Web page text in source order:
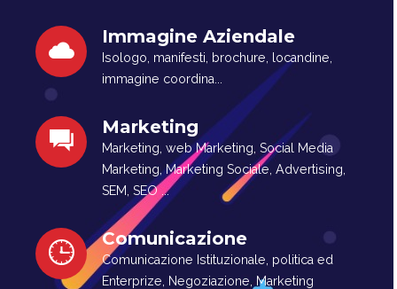
Immagine Aziendale
Isologo, manifesti, brochure, locandine,
immagine coordina...
Marketing
Marketing, web Marketing, Social Media
Marketing, Marketing Sociale, Advertising,
SEM, SEO ...
Comunicazione
Comunicazione Istituzionale, politica ed
Enterprize, Negoziazione, Marketing